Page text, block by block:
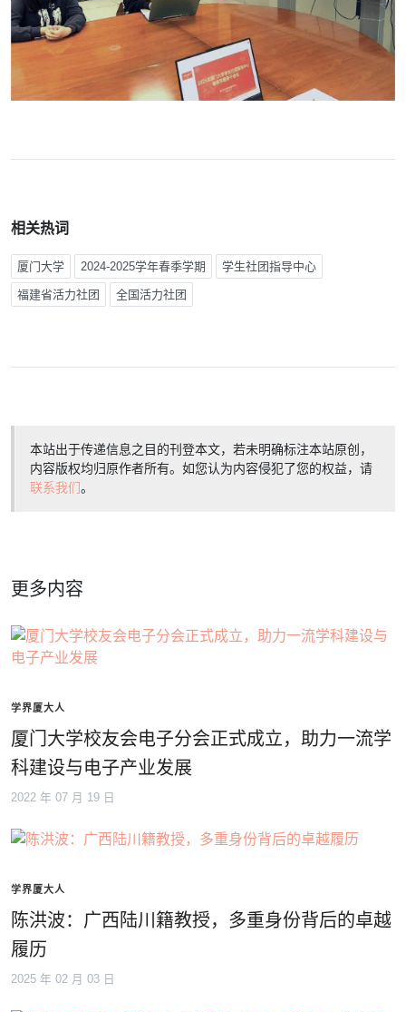
相关热词
厦门大学 2024-2025学年春季学期 学生社团指导中心
福建省活力社团 全国活力社团
本站出于传递信息之目的刊登本文，若未明确标注本站原创，
内容版权均归原作者所有。如您认为内容侵犯了您的权益，请
联系我们。
更多内容
学界厦大人
厦门大学校友会电子分会正式成立，助力一流学
科建设与电子产业发展
2022 年 07 月 19 日
学界厦大人
陈洪波：广西陆川籍教授，多重身份背后的卓越
履历
2025 年 02 月 03 日